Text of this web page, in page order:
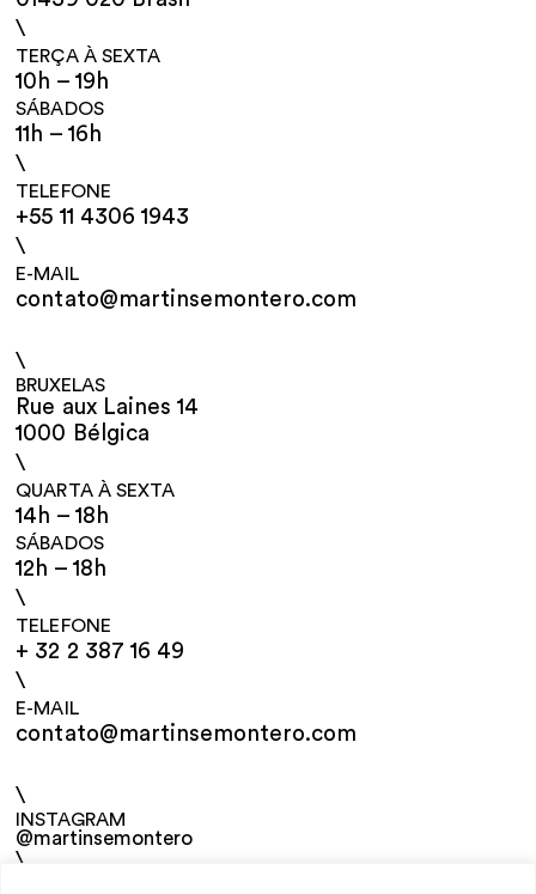
\
TERÇA À SEXTA
10h – 19h
SÁBADOS
11h – 16h
\
TELEFONE
+55 11 4306 1943
\
E-MAIL
contato@martinsemontero.com
\
BRUXELAS
Rue aux Laines 14
1000 Bélgica
\
QUARTA À SEXTA
14h – 18h
SÁBADOS
12h – 18h
\
TELEFONE
+ 32 2 387 16 49
\
E-MAIL
contato@martinsemontero.com
\
INSTAGRAM
@martinsemontero
\